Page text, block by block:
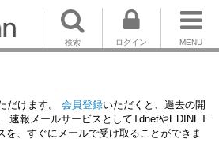
MENU
ログイン
検索
だけます。 会員登録いただくと、過去の開
速報メールサービスとしてTdnetやEDINET
を、すぐにメールで受け取ることができま